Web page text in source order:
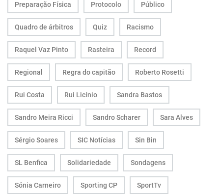
Preparação Física Protocolo Público
Quadro de árbitros Quiz Racismo
Raquel Vaz Pinto Rasteira Record
Regional Regra do capitão Roberto Rosetti
Rui Costa Rui Licínio Sandra Bastos
Sandro Meira Ricci Sandro Scharer Sara Alves
Sérgio Soares SIC Notícias Sin Bin
SL Benfica Solidariedade Sondagens
Sónia Carneiro Sporting CP SportTv